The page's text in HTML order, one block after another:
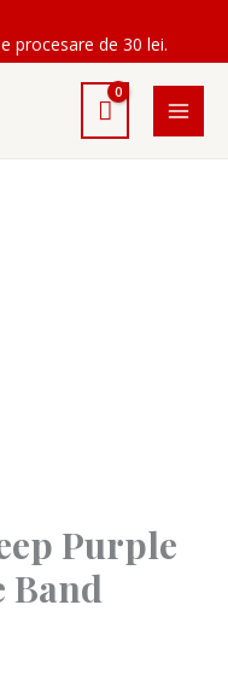
procesare de 30 lei.
Purple
Band